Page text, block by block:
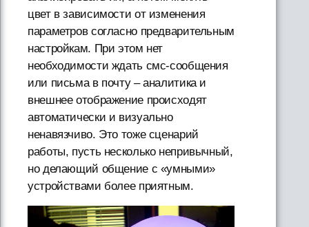
цвет в зависимости от изменения
параметров согласно предварительным
настройкам. При этом нет
необходимости ждать смс-сообщения
или письма в почту – аналитика и
внешнее отображение происходят
автоматически и визуально
ненавязчиво. Это тоже сценарий
работы, пусть несколько непривычный,
но делающий общение с «умными»
устройствами более приятным.